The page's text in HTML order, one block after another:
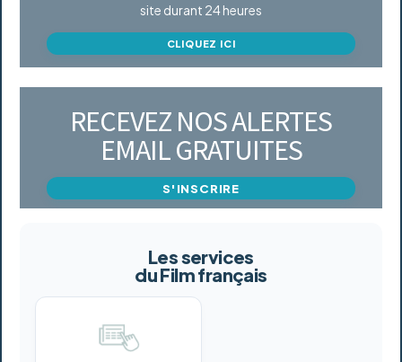
site durant 24 heures
CLIQUEZ ICI
RECEVEZ NOS ALERTES
EMAIL GRATUITES
S'INSCRIRE
Les services
du Film français